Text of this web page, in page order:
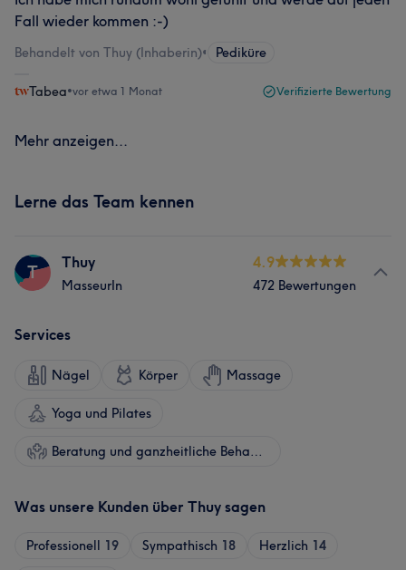
Fall wieder kommen :-)
Behandelt von Thuy (Inhaberin)• Pediküre
Tabea•vor etwa 1 Monat Verifizierte Bewertung
Mehr anzeigen...
Lerne das Team kennen
T Thuy
MasseurIn
4.9
472 Bewertungen
Services
Nägel Körper Massage
Yoga und Pilates
Beratung und ganzheitliche Behandlungen
Was unsere Kunden über Thuy sagen
Professionell 19 Sympathisch 18 Herzlich 14